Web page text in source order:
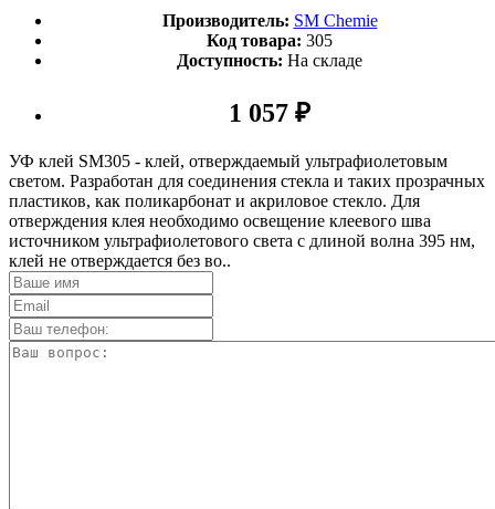
Производитель: SM Chemie
Код товара: 305
Доступность: На складе
1 057 ₽
УФ клей SM305 - клей, отверждаемый ультрафиолетовым
светом. Разработан для соединения стекла и таких прозрачных
пластиков, как поликарбонат и акриловое стекло. Для
отверждения клея необходимо освещение клеевого шва
источником ультрафиолетового света с длиной волна 395 нм,
клей не отверждается без во..